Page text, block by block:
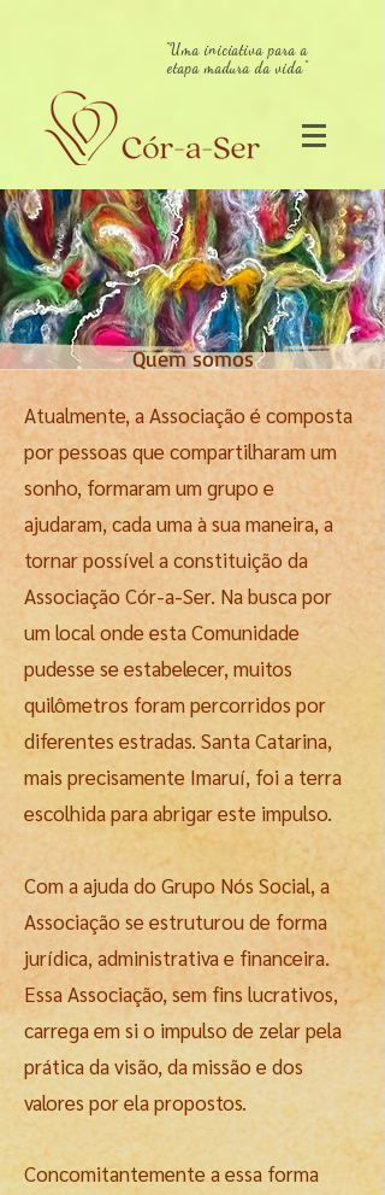
"Uma iniciativa para a
etapa madura da vida"
Quem somos
Atualmente, a Associação é composta
por pessoas que compartilharam um
sonho, formaram um grupo e
ajudaram, cada uma à sua maneira, a
tornar possível a constituição da
Associação Cór-a-Ser. Na busca por
um local onde esta Comunidade
pudesse se estabelecer, muitos
quilômetros foram percorridos por
diferentes estradas. Santa Catarina,
mais precisamente Imaruí, foi a terra
escolhida para abrigar este impulso.
Com a ajuda do Grupo Nós Social, a
Associação se estruturou de forma
jurídica, administrativa e financeira.
Essa Associação, sem fins lucrativos,
carrega em si o impulso de zelar pela
prática da visão, da missão e dos
valores por ela propostos.
Concomitantemente a essa forma